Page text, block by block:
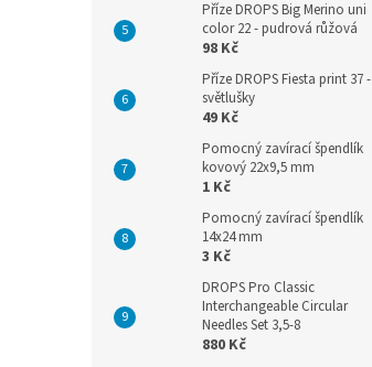
Příze DROPS Big Merino uni
color 22 - pudrová růžová
98 Kč
Příze DROPS Fiesta print 37 -
světlušky
49 Kč
Pomocný zavírací špendlík
kovový 22x9,5 mm
1 Kč
Pomocný zavírací špendlík
14x24 mm
3 Kč
DROPS Pro Classic
Interchangeable Circular
Needles Set 3,5-8
880 Kč